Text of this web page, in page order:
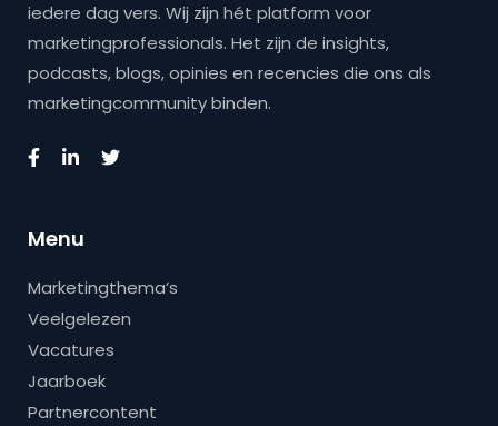
iedere dag vers. Wij zijn hét platform voor
marketingprofessionals. Het zijn de insights,
podcasts, blogs, opinies en recencies die ons als
marketingcommunity binden.
Menu
Marketingthema’s
Veelgelezen
Vacatures
Jaarboek
Partnercontent